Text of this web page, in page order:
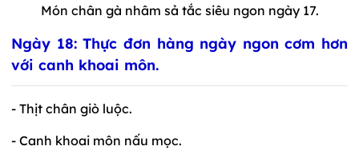
Món chân gà nhâm sả tắc siêu ngon ngày 17.
Ngày 18: Thực đơn hàng ngày ngon cơm hơn
với canh khoai môn.
- Thịt chân giò luộc.
- Canh khoai môn nấu mọc.